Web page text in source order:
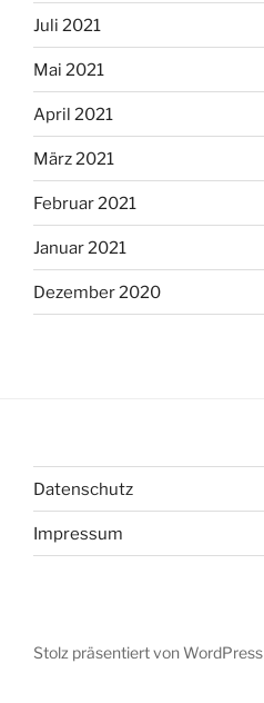
Juli 2021
Mai 2021
April 2021
März 2021
Februar 2021
Januar 2021
Dezember 2020
Datenschutz
Impressum
Stolz präsentiert von WordPress